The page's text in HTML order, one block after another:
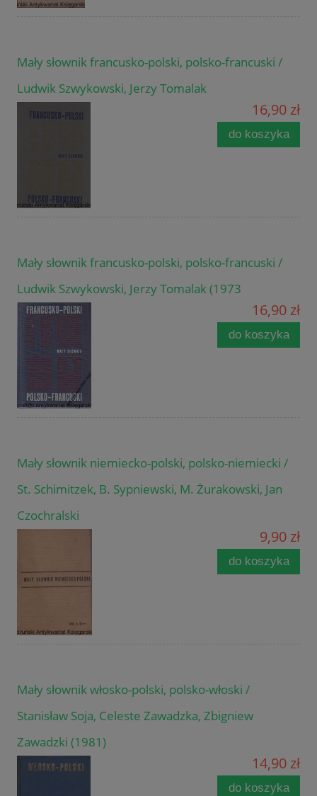
Mały słownik francusko-polski, polsko-francuski /
Ludwik Szwykowski, Jerzy Tomalak
16,90 zł
do koszyka
Mały słownik francusko-polski, polsko-francuski /
Ludwik Szwykowski, Jerzy Tomalak (1973
16,90 zł
do koszyka
Mały słownik niemiecko-polski, polsko-niemiecki /
St. Schimitzek, B. Sypniewski, M. Żurakowski, Jan
Czochralski
9,90 zł
do koszyka
Mały słownik włosko-polski, polsko-włoski /
Stanisław Soja, Celeste Zawadzka, Zbigniew
Zawadzki (1981)
14,90 zł
do koszyka